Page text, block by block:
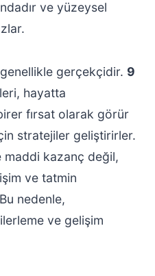
ve yüzeysel
genellikle gerçekçidir. 9
hayatta
fırsat olarak görür
stratejiler geliştirirler.
maddi kazanç değil,
ve tatmin
nedenle,
ve gelişim